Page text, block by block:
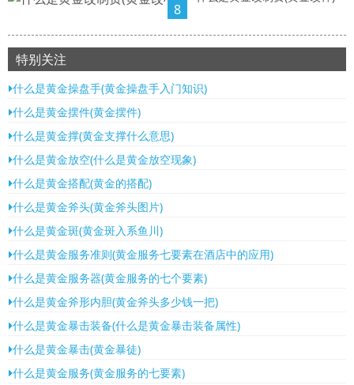
8
特别关注
什么是黄金操盘手(黄金操盘手入门知识)
什么是黄金摆件(黄金摆件)
什么是黄金撑(黄金支撑什么意思)
什么是黄金放空(什么是黄金放空现象)
什么是黄金搭配(黄金的搭配)
什么是黄金斧头(黄金斧头图片)
什么是黄金斑(黄金斑入系鱼川)
什么是黄金服务准则(黄金服务七要素在酒店中的应用)
什么是黄金服务器(黄金服务的七个要素)
什么是黄金斧形内胆(黄金斧头多少钱一把)
什么是黄金暴击装备(什么是黄金暴击装备属性)
什么是黄金暴击(黄金暴徒)
什么是黄金服务(黄金服务的七要素)